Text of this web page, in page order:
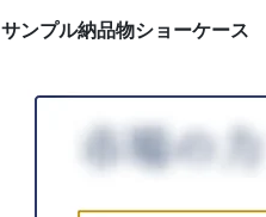
サンプル納品物ショーケース